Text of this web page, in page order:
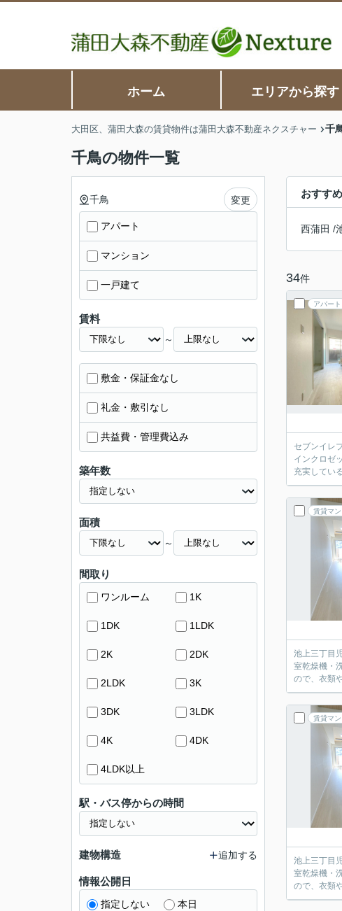
ホーム エリアから探す
大田区、蒲田大森の賃貸物件は蒲田大森不動産ネクスチャー 千
千鳥の物件一覧
おすす
西蒲田 /
34件
アパート
セブンイレ
インクロゼ
充実してい
賃貸マ
池上三丁目
室乾燥機・
ので、衣類
賃貸マ
池上三丁目
室乾燥機・
ので、衣類
千鳥 変更
アパート
マンション
一戸建て
賃料
～
敷金・保証金なし
礼金・敷引なし
共益費・管理費込み
築年数
面積
～
間取り
ワンルーム 1K
1DK 1LDK
2K 2DK
2LDK 3K
3DK 3LDK
4K 4DK
4LDK以上
駅・バス停からの時間
建物構造 追加する
情報公開日
指定しない 本日